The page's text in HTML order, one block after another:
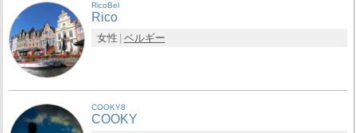
RicoBel
Rico
女性 ベルギー
COOKY8
COOKY